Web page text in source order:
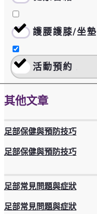
護腰護膝/坐墊
活動預約
其他文章
足部保健與預防技巧
足部保健與預防技巧
足部常見問題與症狀
足部常見問題與症狀